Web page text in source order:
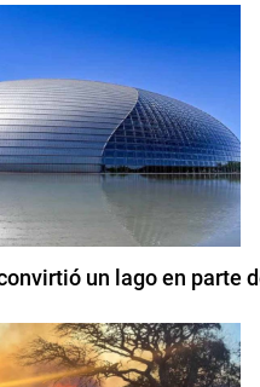
un lago en parte